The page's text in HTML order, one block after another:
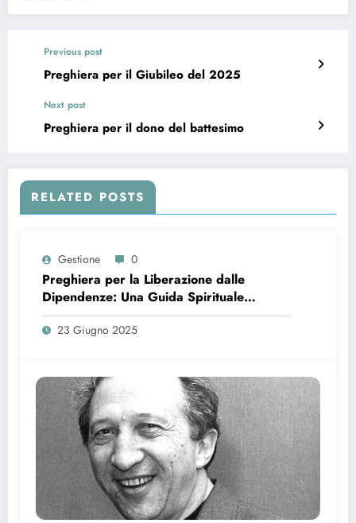
Previous post
Preghiera per il Giubileo del 2025
Next post
Preghiera per il dono del battesimo
RELATED POSTS
Gestione 0
Preghiera per la Liberazione dalle
Dipendenze: Una Guida Spirituale
Completa
23 Giugno 2025